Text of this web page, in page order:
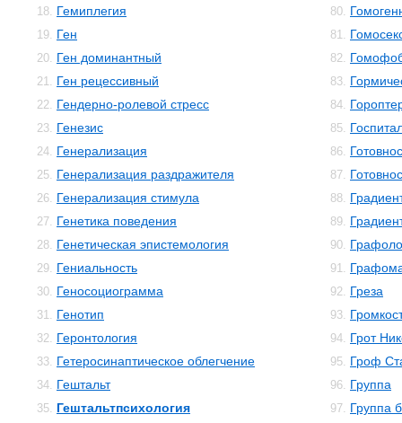
18. Гемиплегия
19. Ген
20. Ген доминантный
21. Ген рецессивный
22. Гендерно-ролевой стресс
23. Генезис
24. Генерализация
25. Генерализация раздражителя
26. Генерализация стимула
27. Генетика поведения
28. Генетическая эпистемология
29. Гениальность
30. Геносоциограмма
31. Генотип
32. Геронтология
33. Гетеросинаптическое облегчение
34. Гештальт
35. Гештальтпсихология
80.
81.
82.
83.
84.
85.
86.
87.
88.
89.
90.
91.
92. Греза
93.
94. Грот
95. Гроф
96. Группа
97. Группа